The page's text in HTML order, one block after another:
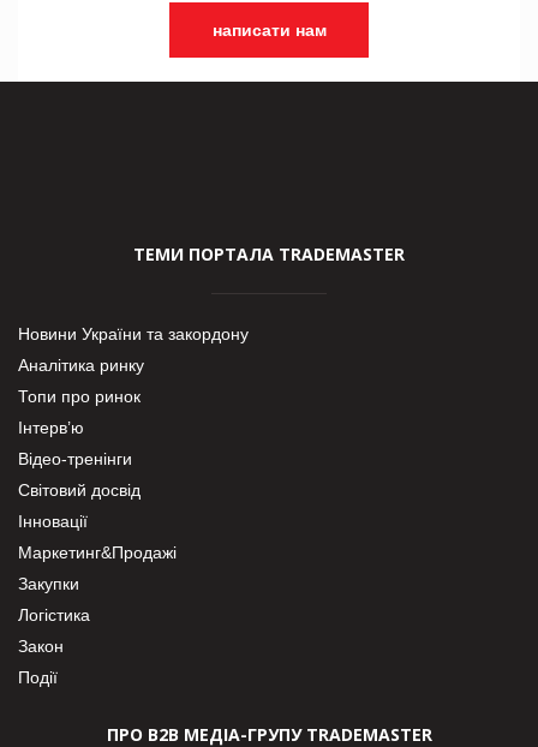
написати нам
ТЕМИ ПОРТАЛА TRADEMASTER
Новини України та закордону
Аналітика ринку
Топи про ринок
Інтерв’ю
Відео-тренінги
Світовий досвід
Інновації
Маркетинг&Продажі
Закупки
Логістика
Закон
Події
ПРО В2В МЕДІА-ГРУПУ TRADEMASTER